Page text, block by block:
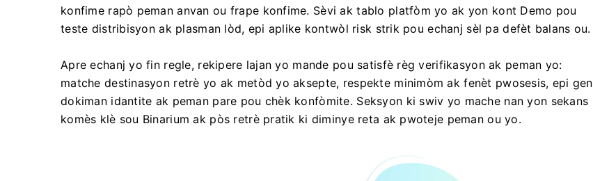
konfime rapò peman anvan ou frape konfime. Sèvi ak tablo platfòm yo ak yon kont Demo pou
teste distribisyon ak plasman lòd, epi aplike kontwòl risk strik pou echanj sèl pa defèt balans ou.
Apre echanj yo fin regle, rekipere lajan yo mande pou satisfè règ verifikasyon ak peman yo:
matche destinasyon retrè yo ak metòd yo aksepte, respekte minimòm ak fenèt pwosesis, epi gen
dokiman idantite ak peman pare pou chèk konfòmite. Seksyon ki swiv yo mache nan yon sekans
komès klè sou Binarium ak pòs retrè pratik ki diminye reta ak pwoteje peman ou yo.